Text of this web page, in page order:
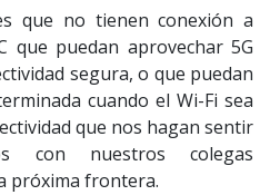
que no tienen conexión a
que puedan aprovechar 5G
segura, o que puedan
cuando el Wi-Fi sea
que nos hagan sentir
con nuestros colegas
próxima frontera.